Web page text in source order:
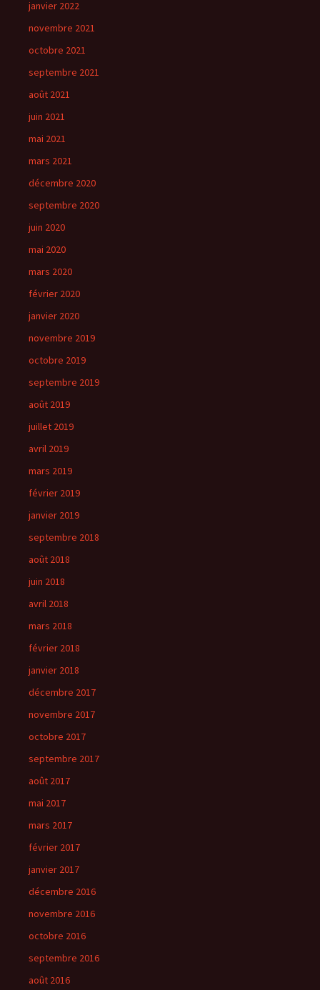
janvier 2022
novembre 2021
octobre 2021
septembre 2021
août 2021
juin 2021
mai 2021
mars 2021
décembre 2020
septembre 2020
juin 2020
mai 2020
mars 2020
février 2020
janvier 2020
novembre 2019
octobre 2019
septembre 2019
août 2019
juillet 2019
avril 2019
mars 2019
février 2019
janvier 2019
septembre 2018
août 2018
juin 2018
avril 2018
mars 2018
février 2018
janvier 2018
décembre 2017
novembre 2017
octobre 2017
septembre 2017
août 2017
mai 2017
mars 2017
février 2017
janvier 2017
décembre 2016
novembre 2016
octobre 2016
septembre 2016
août 2016